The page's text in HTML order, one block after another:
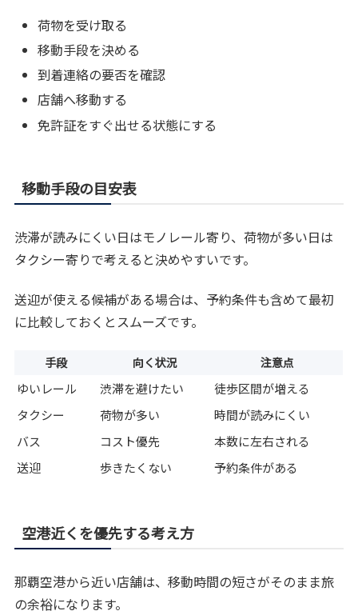
荷物を受け取る
移動手段を決める
到着連絡の要否を確認
店舗へ移動する
免許証をすぐ出せる状態にする
移動手段の目安表
渋滞が読みにくい日はモノレール寄り、荷物が多い日は
タクシー寄りで考えると決めやすいです。
送迎が使える候補がある場合は、予約条件も含めて最初
に比較しておくとスムーズです。
手段 向く状況 注意点
ゆいレール 渋滞を避けたい
徒歩区間が増える
タクシー
荷物が多い
時間が読みにくい
バス
コスト優先
本数に左右される
送迎
歩きたくない 予約条件がある
空港近くを優先する考え方
那覇空港から近い店舗は、移動時間の短さがそのまま旅
の余裕になります。